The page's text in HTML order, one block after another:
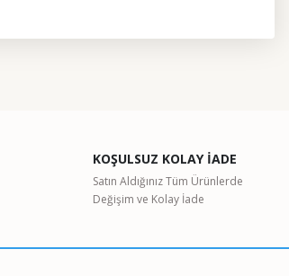
KOŞULSUZ KOLAY İADE
Satın Aldığınız Tüm Ürünlerde
Değişim ve Kolay İade